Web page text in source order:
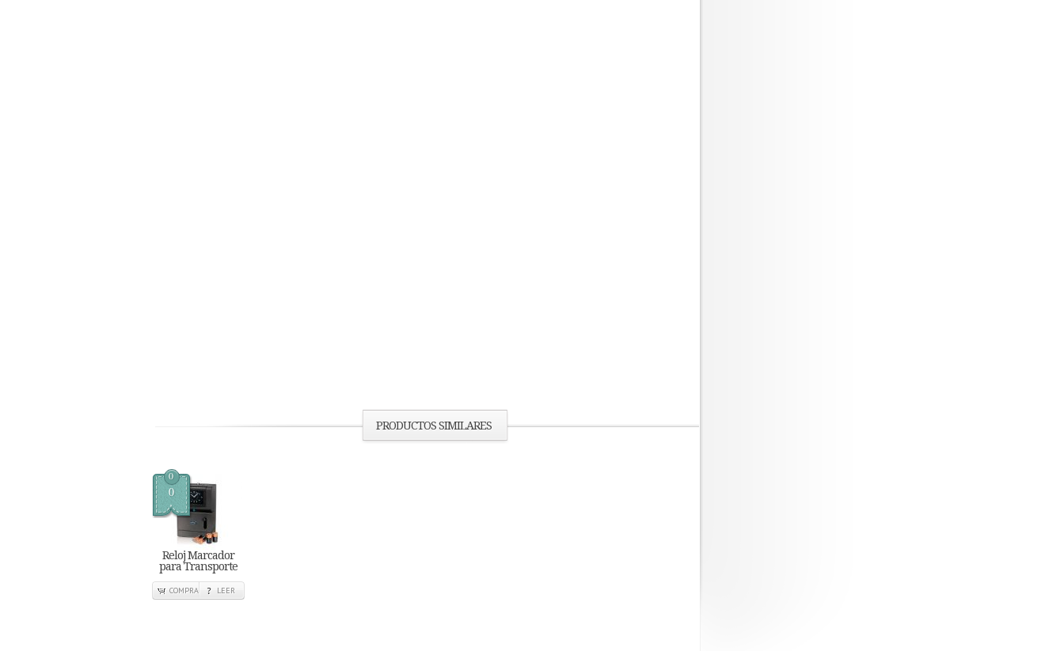
PRODUCTOS SIMILARES
0
0
Reloj Marcador
para Transporte
COMPRA LEER